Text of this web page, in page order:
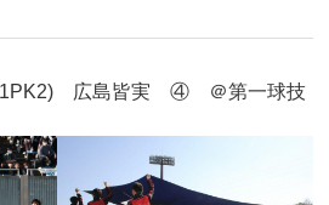
1PK2) 広島皆実 ④ ＠第一球技